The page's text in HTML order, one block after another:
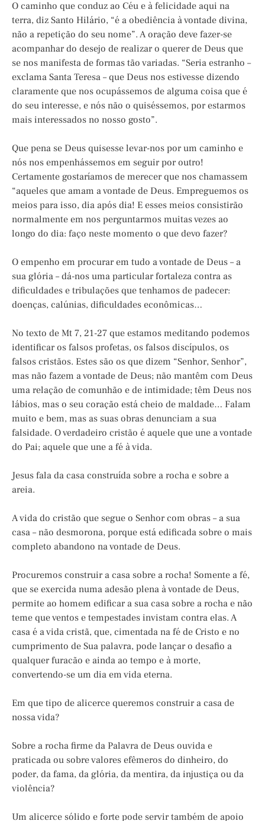
O caminho que conduz ao Céu e à felicidade aqui na
terra, diz Santo Hilário, “é a obediência à vontade divina,
não a repetição do seu nome”. A oração deve fazer-se
acompanhar do desejo de realizar o querer de Deus que
se nos manifesta de formas tão variadas. “Seria estranho –
exclama Santa Teresa – que Deus nos estivesse dizendo
claramente que nos ocupássemos de alguma coisa que é
do seu interesse, e nós não o quiséssemos, por estarmos
mais interessados no nosso gosto”.
Que pena se Deus quisesse levar-nos por um caminho e
nós nos empenhássemos em seguir por outro!
Certamente gostaríamos de merecer que nos chamassem
“aqueles que amam a vontade de Deus. Empreguemos os
meios para isso, dia após dia! E esses meios consistirão
normalmente em nos perguntarmos muitas vezes ao
longo do dia: faço neste momento o que devo fazer?
O empenho em procurar em tudo a vontade de Deus – a
sua glória – dá-nos uma particular fortaleza contra as
dificuldades e tribulações que tenhamos de padecer:
doenças, calúnias, dificuldades econômicas…
No texto de Mt 7, 21-27 que estamos meditando podemos
identificar os falsos profetas, os falsos discípulos, os
falsos cristãos. Estes são os que dizem “Senhor, Senhor”,
mas não fazem a vontade de Deus; não mantêm com Deus
uma relação de comunhão e de intimidade; têm Deus nos
lábios, mas o seu coração está cheio de maldade… Falam
muito e bem, mas as suas obras denunciam a sua
falsidade. O verdadeiro cristão é aquele que une a vontade
do Pai; aquele que une a fé à vida.
Jesus fala da casa construída sobre a rocha e sobre a
areia.
A vida do cristão que segue o Senhor com obras – a sua
casa – não desmorona, porque está edificada sobre o mais
completo abandono na vontade de Deus.
Procuremos construir a casa sobre a rocha! Somente a fé,
que se exercida numa adesão plena à vontade de Deus,
permite ao homem edificar a sua casa sobre a rocha e não
teme que ventos e tempestades invistam contra elas. A
casa é a vida cristã, que, cimentada na fé de Cristo e no
cumprimento de Sua palavra, pode lançar o desafio a
qualquer furacão e ainda ao tempo e à morte,
convertendo-se um dia em vida eterna.
Em que tipo de alicerce queremos construir a casa de
nossa vida?
Sobre a rocha firme da Palavra de Deus ouvida e
praticada ou sobre valores efêmeros do dinheiro, do
poder, da fama, da glória, da mentira, da injustiça ou da
violência?
Um alicerce sólido e forte pode servir também de apoio